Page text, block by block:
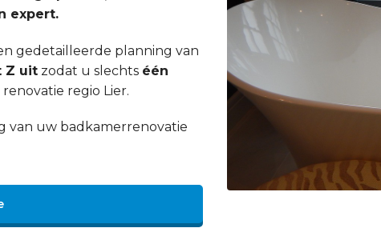
expert.
gedetailleerde planning van
Z uit zodat u slechts één
regio Lier.
van uw badkamerrenovatie